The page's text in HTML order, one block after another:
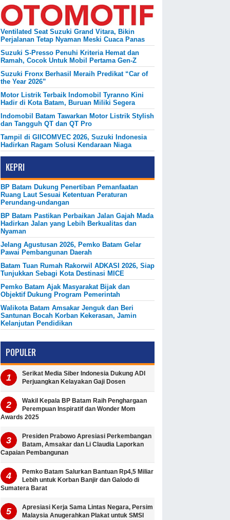
Ventilated Seat Suzuki Grand Vitara, Bikin
Perjalanan Tetap Nyaman Meski Cuaca Panas
Suzuki S-Presso Penuhi Kriteria Hemat dan
Ramah, Cocok Untuk Mobil Pertama Gen-Z
Suzuki Fronx Berhasil Meraih Predikat “Car of
the Year 2026”
Motor Listrik Terbaik Indomobil Tyranno Kini
Hadir di Kota Batam, Buruan Miliki Segera
Indomobil Batam Tawarkan Motor Listrik Stylish
dan Tangguh QT dan QT Pro
Tampil di GIICOMVEC 2026, Suzuki Indonesia
Hadirkan Ragam Solusi Kendaraan Niaga
KEPRI
BP Batam Dukung Penertiban Pemanfaatan
Ruang Laut Sesuai Ketentuan Peraturan
Perundang-undangan
BP Batam Pastikan Perbaikan Jalan Gajah Mada
Hadirkan Jalan yang Lebih Berkualitas dan
Nyaman
Jelang Agustusan 2026, Pemko Batam Gelar
Pawai Pembangunan Daerah
Batam Tuan Rumah Rakorwil ADKASI 2026, Siap
Tunjukkan Sebagi Kota Destinasi MICE
Pemko Batam Ajak Masyarakat Bijak dan
Objektif Dukung Program Pemerintah
Walikota Batam Amsakar Jenguk dan Beri
Santunan Bocah Korban Kekerasan, Jamin
Kelanjutan Pendidikan
POPULER
Serikat Media Siber Indonesia Dukung ADI
Perjuangkan Kelayakan Gaji Dosen
Wakil Kepala BP Batam Raih Penghargaan
Perempuan Inspiratif dan Wonder Mom
Awards 2025
Presiden Prabowo Apresiasi Perkembangan
Batam, Amsakar dan Li Claudia Laporkan
Capaian Pembangunan
Pemko Batam Salurkan Bantuan Rp4,5 Miliar
Lebih untuk Korban Banjir dan Galodo di
Sumatera Barat
Apresiasi Kerja Sama Lintas Negara, Persim
Malaysia Anugerahkan Plakat untuk SMSI